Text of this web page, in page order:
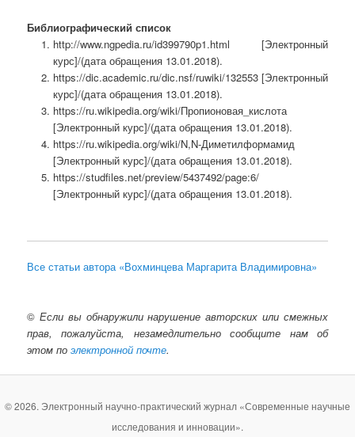
Библиографический список
http://www.ngpedia.ru/id399790p1.html [Электронный
курс]/(дата обращения 13.01.2018).
https://dic.academic.ru/dic.nsf/ruwiki/132553 [Электронный
курс]/(дата обращения 13.01.2018).
https://ru.wikipedia.org/wiki/Пропионовая_кислота
[Электронный курс]/(дата обращения 13.01.2018).
https://ru.wikipedia.org/wiki/N,N-Диметилформамид
[Электронный курс]/(дата обращения 13.01.2018).
https://studfiles.net/preview/5437492/page:6/
[Электронный курс]/(дата обращения 13.01.2018).
Все статьи автора «Вохминцева Маргарита Владимировна»
© Если вы обнаружили нарушение авторских или смежных
прав, пожалуйста, незамедлительно сообщите нам об
этом поэлектронной почте.
© 2026. Электронный научно-практический журнал «Современные научные
исследования и инновации».